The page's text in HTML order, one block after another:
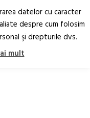
RO EN
datelor cu caracter
despre cum folosim
şi drepturile dvs.
mult